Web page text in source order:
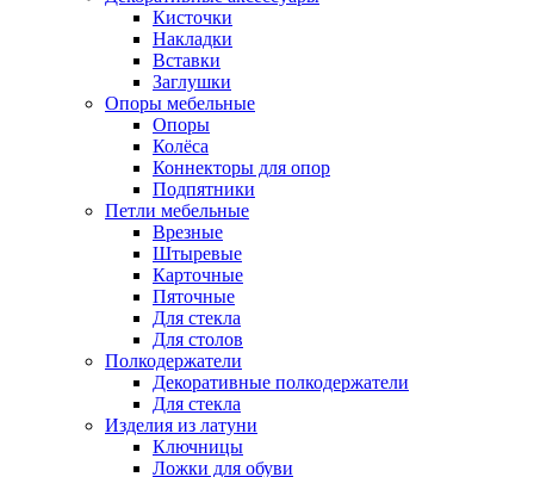
Кисточки
Накладки
Вставки
Заглушки
Опоры мебельные
Опоры
Колёса
Коннекторы для опор
Подпятники
Петли мебельные
Врезные
Штыревые
Карточные
Пяточные
Для стекла
Для столов
Полкодержатели
Декоративные полкодержатели
Для стекла
Изделия из латуни
Ключницы
Ложки для обуви